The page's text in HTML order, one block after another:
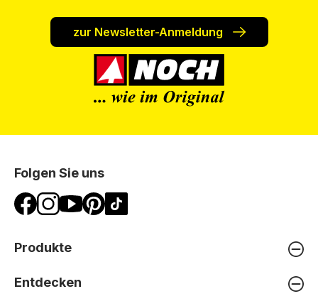
zur Newsletter-Anmeldung
Folgen Sie uns
Produkte
Entdecken